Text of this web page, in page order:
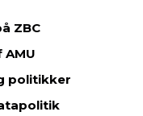
ZBC
AMU
politikker